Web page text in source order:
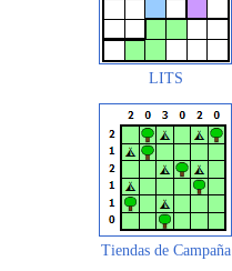
LITS
Tiendas de Campaña